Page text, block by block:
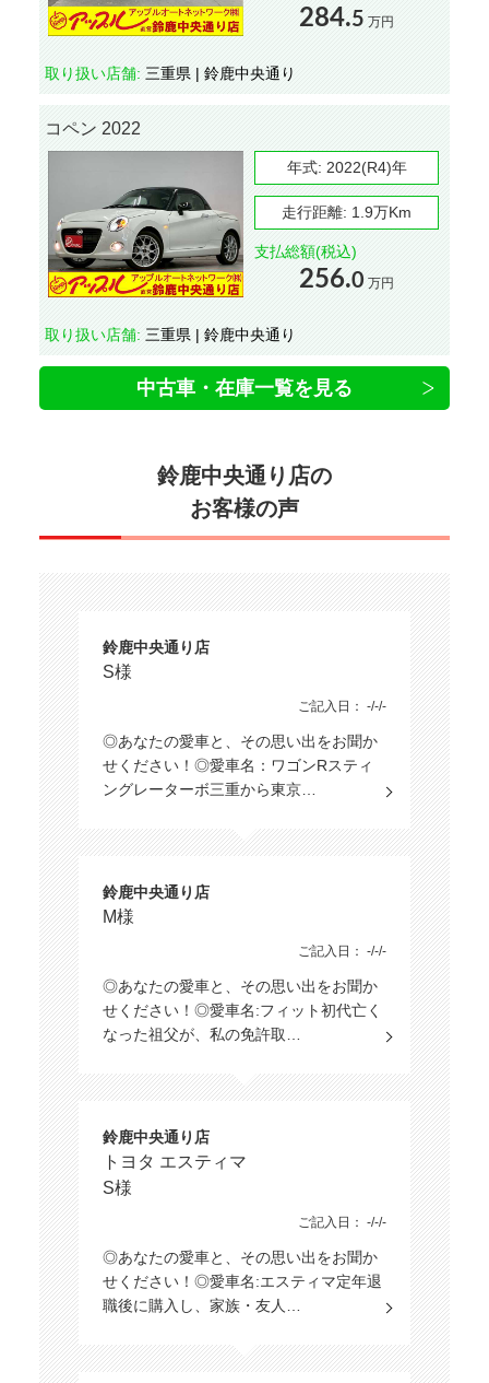
284.5 万円
取り扱い店舗: 三重県 | 鈴鹿中央通り
コペン 2022
年式: 2022(R4)年
走行距離: 1.9万Km
支払総額(税込)
256.0 万円
取り扱い店舗: 三重県 | 鈴鹿中央通り
中古車・在庫一覧を見る
鈴鹿中央通り店の
お客様の声
鈴鹿中央通り店
S様
ご記入日： -/-/-
◎あなたの愛車と、その思い出をお聞か
せください！◎愛車名：ワゴンRスティ
ングレーターボ三重から東京…
鈴鹿中央通り店
M様
ご記入日： -/-/-
◎あなたの愛車と、その思い出をお聞か
せください！◎愛車名:フィット初代亡く
なった祖父が、私の免許取…
鈴鹿中央通り店
トヨタ エスティマ
S様
ご記入日： -/-/-
◎あなたの愛車と、その思い出をお聞か
せください！◎愛車名:エスティマ定年退
職後に購入し、家族・友人…